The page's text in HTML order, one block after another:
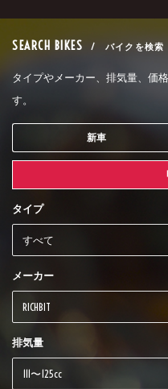
SEARCH BIKES / バイクを検索
タイプやメーカー、排気量、価
す。
新車
タイプ
メーカー
排気量